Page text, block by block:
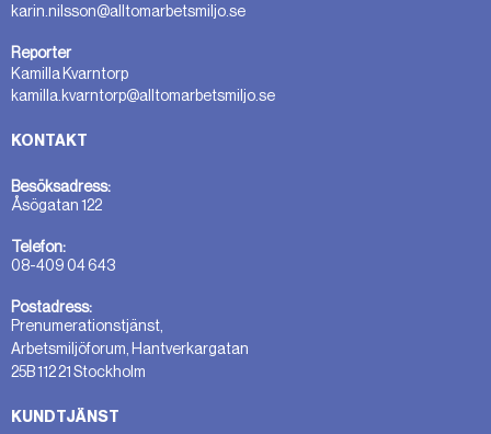
karin.nilsson@alltomarbetsmiljo.se
Reporter
Kamilla Kvarntorp
kamilla.kvarntorp@alltomarbetsmiljo.se
KONTAKT
Besöksadress:
Åsögatan 122
Telefon:
08-409 04 643
Postadress:
Prenumerationstjänst,
Arbetsmiljöforum, Hantverkargatan
25B 112 21 Stockholm
KUNDTJÄNST